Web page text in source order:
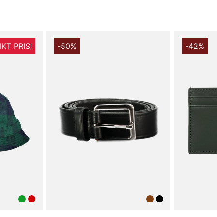
PRIS! -50% -42%